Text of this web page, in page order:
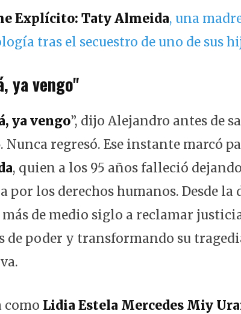
Explícito: TatyAlmeida, una
tras el secuestro de uno de sus
ya vengo"
ya vengo”, dijo Alejandro antes de
Nunca regresó. Ese instante marcó
, quien a los 95 años falleció
por los derechos humanos. Desde la
más de medio siglo a reclamar
de poder y transformando su
como Lidia Estela Mercedes Miy